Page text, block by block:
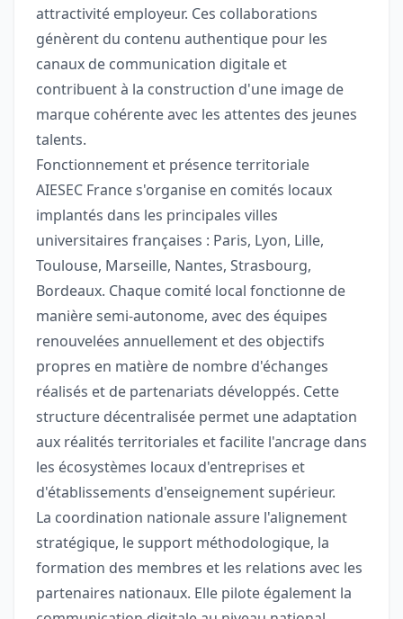
attractivité employeur. Ces collaborations
génèrent du contenu authentique pour les
canaux de communication digitale et
contribuent à la construction d'une image de
marque cohérente avec les attentes des jeunes
talents.
Fonctionnement et présence territoriale
AIESEC France s'organise en comités locaux
implantés dans les principales villes
universitaires françaises : Paris, Lyon, Lille,
Toulouse, Marseille, Nantes, Strasbourg,
Bordeaux. Chaque comité local fonctionne de
manière semi-autonome, avec des équipes
renouvelées annuellement et des objectifs
propres en matière de nombre d'échanges
réalisés et de partenariats développés. Cette
structure décentralisée permet une adaptation
aux réalités territoriales et facilite l'ancrage dans
les écosystèmes locaux d'entreprises et
d'établissements d'enseignement supérieur.
La coordination nationale assure l'alignement
stratégique, le support méthodologique, la
formation des membres et les relations avec les
partenaires nationaux. Elle pilote également la